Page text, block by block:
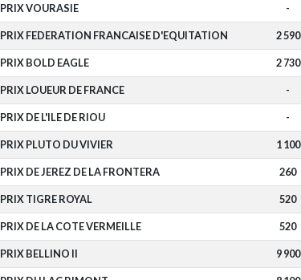
PRIX VOURASIE -
PRIX FEDERATION FRANCAISE D'EQUITATION 2 590
PRIX BOLD EAGLE 2 730
PRIX LOUEUR DE FRANCE -
PRIX DE L'ILE DE RIOU -
PRIX PLUTO DU VIVIER 1 100
PRIX DE JEREZ DE LA FRONTERA 260
PRIX TIGRE ROYAL 520
PRIX DE LA COTE VERMEILLE 520
PRIX BELLINO II 9 900